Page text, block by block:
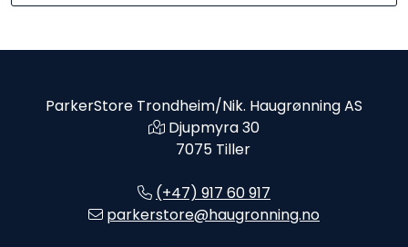
ParkerStore Trondheim/Nik. Haugrønning AS
Djupmyra 30
7075 Tiller
(+47) 917 60 917
parkerstore@haugronning.no